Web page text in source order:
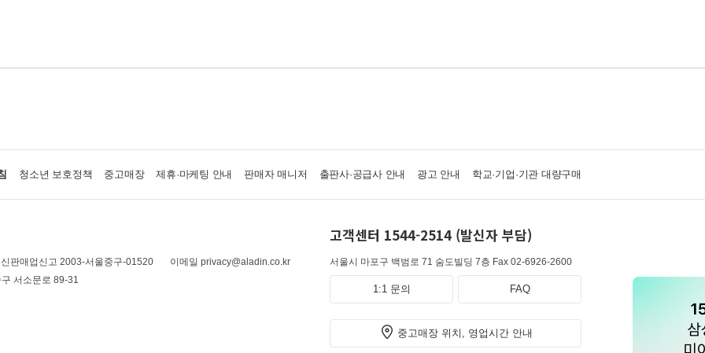
청소년 보호정책 중고매장 제휴·마케팅 안내 판매자 매니저 출판사·공급사 안내 광고 안내 학교·기업·기관 대량구매
판매업신고 2003-서울중구-01520
이메일 privacy@aladin.co.kr
서소문로 89-31
고객센터 1544-2514 (발신자 부담)
서울시 마포구 백범로 71 숨도빌딩 7층 Fax 02-6926-2600
1:1 문의 FAQ
중고매장 위치, 영업시간 안내